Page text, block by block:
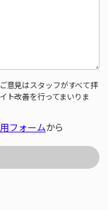
意見はスタッフがすべて拝
ト改善を行ってまいりま
フォームから